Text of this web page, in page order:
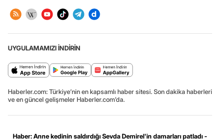
UYGULAMAMIZI İNDİRİN
Haberler.com: Türkiye’nin en kapsamlı haber sitesi. Son dakika haberleri
ve en güncel gelişmeler Haberler.com’da.
Haber: Anne kedinin saldırdığı Sevda Demirel'in damarları patladı -